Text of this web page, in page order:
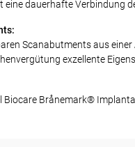
eine dauerhafte Verbindung
Scanabutments aus
exzellente
Biocare Brånemark®